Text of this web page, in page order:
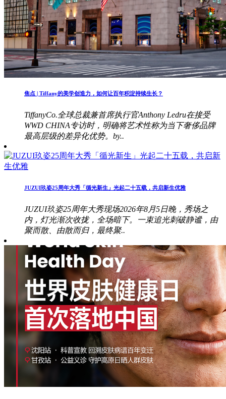
焦点 | Tiffany的美学创造力，如何让百年积淀持续生长？
TiffanyCo.全球总裁兼首席执行官Anthony Ledru在接受
WWD CHINA专访时，明确将艺术性称为当下奢侈品牌
最高层级的差异化优势。by..
JUZUI玖姿25周年大秀「循光新生」光起二十五载，共启新生优雅
JUZUI玖姿25周年大秀现场2026年8月5日晚，秀场之
内，灯光渐次收拢，全场暗下。一束追光刺破静谧，由
聚而散、由散而归，最终聚..